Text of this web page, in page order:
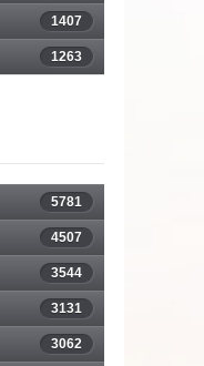
1407
1263
5781
4507
3544
3131
3062